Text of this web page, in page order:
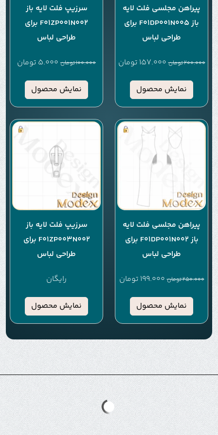
پیراهن مجلسی فلت لایه
باز F01DP001N005 برای
طراحی لباس
200.000تومان 157.000 تومان
نمایش محصول
سرزیپ فلت لایه باز
F01ZP001N002 برای
طراحی لباس
100.000تومان 5.000 تومان
نمایش محصول
پیراهن مجلسی فلت لایه
باز F01DP001N002 برای
طراحی لباس
250.000تومان 199.000 تومان
نمایش محصول
سرزیپ فلت لایه باز
F01ZP003N002 برای
طراحی لباس
رایگان
نمایش محصول